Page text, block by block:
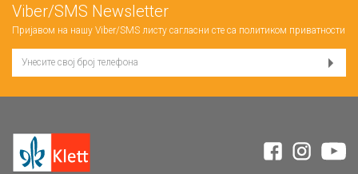
Viber/SMS Newsletter
Пријавом на нашу Viber/SMS листу сагласни сте са политиком приватности